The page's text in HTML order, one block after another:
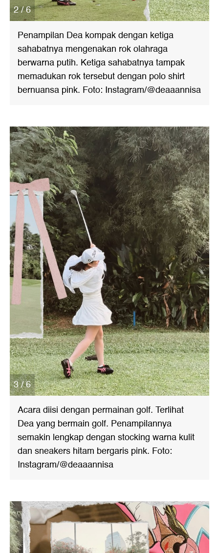
2 / 6
Penampilan Dea kompak dengan ketiga
sahabatnya mengenakan rok olahraga
berwarna putih. Ketiga sahabatnya tampak
memadukan rok tersebut dengan polo shirt
bernuansa pink. Foto: Instagram/@deaaannisa
3 / 6
Acara diisi dengan permainan golf. Terlihat
Dea yang bermain golf. Penampilannya
semakin lengkap dengan stocking warna kulit
dan sneakers hitam bergaris pink. Foto:
Instagram/@deaaannisa